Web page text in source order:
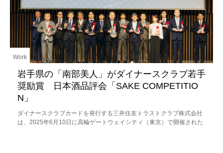
岩手県の「南部美人」がダイナースクラブ若手
奨励賞 日本酒品評会「SAKE COMPETITIO
N」
ダイナースクラブカードを発行する三井住友トラストクラブ株式会社
は、2025年6月10日に高輪ゲートウェイシティ（東京）で開催された
Work